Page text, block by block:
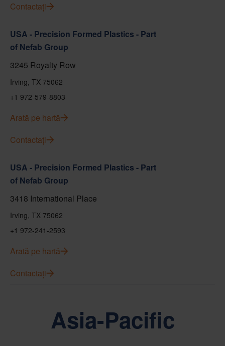
Contactați
USA - Precision Formed Plastics - Part
of Nefab Group
3245 Royalty Row
Irving, TX 75062
+1 972-579-8803
Arată pe hartă
Contactați
USA - Precision Formed Plastics - Part
of Nefab Group
3418 International Place
Irving, TX 75062
+1 972-241-2593
Arată pe hartă
Contactați
Asia-Pacific